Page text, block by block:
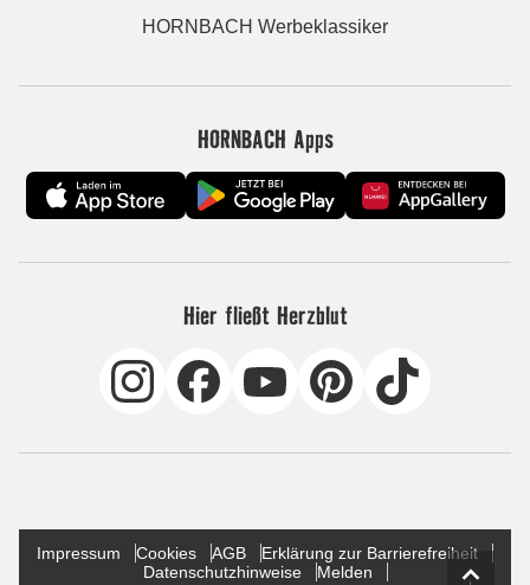
HORNBACH Werbeklassiker
HORNBACH Apps
Hier fließt Herzblut
Impressum Cookies AGB
Erklärung zur Barrierefreiheit
Datenschutzhinweise
Melden